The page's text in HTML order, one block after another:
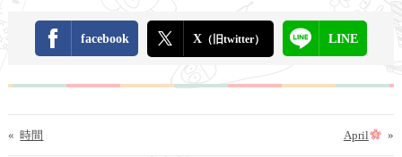
facebook X（旧twitter） LINE
« 時間 »
April